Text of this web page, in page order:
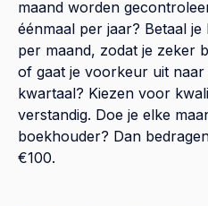
maand worden
éénmaal per jaar? Betaal
per maand, zodat je zeker
of gaat je voorkeur uit
kwartaal? Kiezen voor
verstandig. Doe je elke
boekhouder? Dan
€100.